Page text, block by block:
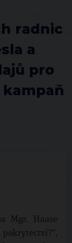
radnic
a
pro
Mgr. Haase